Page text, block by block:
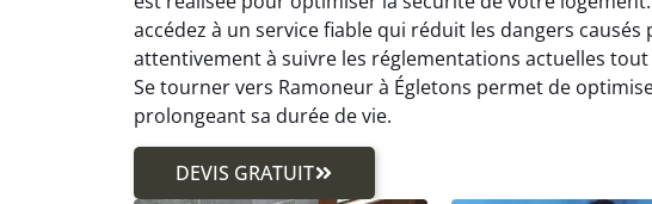
accédez à un service fiable qui réduit les dangers
attentivement à suivre les réglementations actuelles
Se tourner vers Ramoneur à Égletons permet de
prolongeant sa durée de vie.
DEVIS GRATUIT